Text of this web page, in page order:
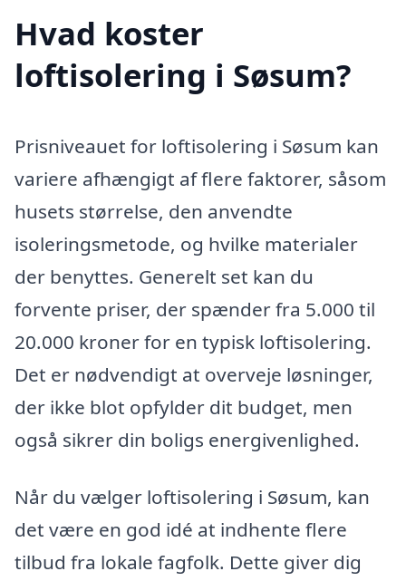
Hvad koster
loftisolering i Søsum?
Prisniveauet for loftisolering i Søsum kan
variere afhængigt af flere faktorer, såsom
husets størrelse, den anvendte
isoleringsmetode, og hvilke materialer
der benyttes. Generelt set kan du
forvente priser, der spænder fra 5.000 til
20.000 kroner for en typisk loftisolering.
Det er nødvendigt at overveje løsninger,
der ikke blot opfylder dit budget, men
også sikrer din boligs energivenlighed.
Når du vælger loftisolering i Søsum, kan
det være en god idé at indhente flere
tilbud fra lokale fagfolk. Dette giver dig